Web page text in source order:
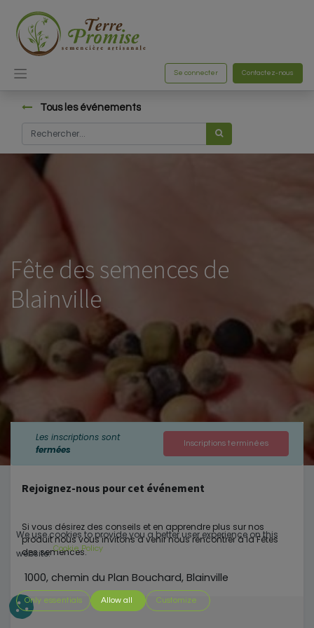
Se connecter Contactez-nous
Tous les événements
Fête des semences de
Blainville
Les inscriptions sont
fermées
Inscriptions terminées
Rejoignez-nous pour cet événement
Si vous désirez des conseils et en apprendre plus sur nos
produit nous vous invitons à venir nous rencontrer à la Fêtes
des semences.
1000, chemin du Plan Bouchard, Blainville
We use cookies to provide you a better user experience on this
website. Cookie Policy
Only essentials Allow all Customize